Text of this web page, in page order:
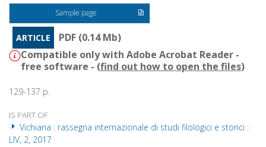
Sample page
ARTICLE
PDF (0.14 Mb)
Compatible only with Adobe Acrobat Reader -
free software - (find out how to open the files)
129-137 p.
IS PART OF
Vichiana : rassegna internazionale di studi filologici e storici :
LIV, 2, 2017